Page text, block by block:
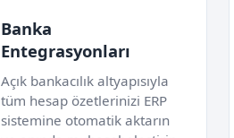
Banka
Entegrasyonları
Açık bankacılık altyapısıyla
tüm hesap özetlerinizi ERP
sistemine otomatik aktarın